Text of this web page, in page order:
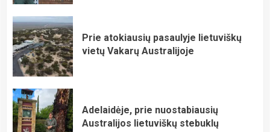
Prie atokiausių pasaulyje lietuviškų
vietų Vakarų Australijoje
Adelaidėje, prie nuostabiausių
Australijos lietuviškų stebuklų